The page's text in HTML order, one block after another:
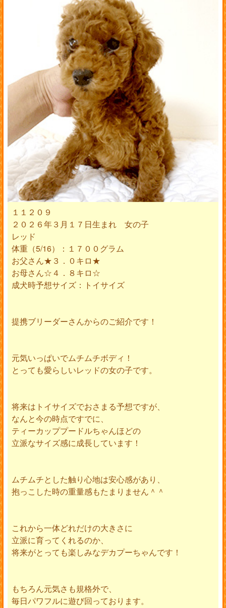
１１２０９
２０２６年３月１７日生まれ 女の子
レッド
体重（5/16）：１７００グラム
お父さん★３．０キロ★
お母さん☆４．８キロ☆
成犬時予想サイズ：トイサイズ
提携ブリーダーさんからのご紹介です！
元気いっぱいでムチムチボディ！
とっても愛らしいレッドの女の子です。
将来はトイサイズでおさまる予想ですが、
なんと今の時点ですでに、
ティーカッププードルちゃんほどの
立派なサイズ感に成長しています！
ムチムチとした触り心地は安心感があり、
抱っこした時の重量感もたまりません＾＾
これから一体どれだけの大きさに
立派に育ってくれるのか、
将来がとっても楽しみなデカプーちゃんです！
もちろん元気さも規格外で、
毎日パワフルに遊び回っております。